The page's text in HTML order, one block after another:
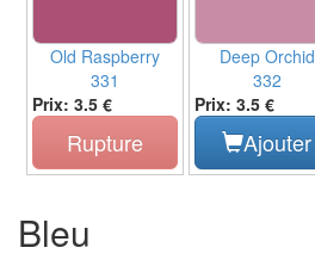
Old Raspberry
331
Prix: 3.5 €
Rupture
Deep Orchid
332
Prix: 3.5 €
Ajouter
Bleu